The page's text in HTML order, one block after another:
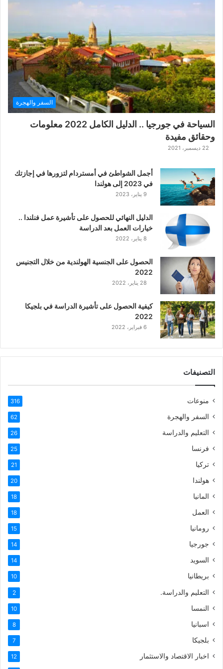
ر
ب
ا
ل
ت
ت
ا
ا
ل
ا
س
ي
ك
ر
ب
ي
ة
السفر والهجرة
السياحة في جورجيا .. الدليل الكامل 2022 معلومات
وحقائق مفيدة
22 ديسمبر، 2021
أجمل الشواطئ في أمستردام لتزورها في إجازتك
في 2023 إلى هولندا
9 يناير، 2023
الدليل النهائي للحصول على تأشيرة عمل فنلندا ..
خيارات العمل بعد الدراسة
8 يناير، 2022
الحصول على الجنسية الهولندية من خلال التجنيس
2022
28 يناير، 2022
كيفية الحصول على تأشيرة الدراسة في بلجيكا
2022
6 فبراير، 2022
التصنيفات
منوعات 316
السفر والهجرة 62
التعليم والدراسة 26
فرنسا 25
تركيا 21
هولندا 20
المانيا 18
العمل 18
رومانيا 15
جورجيا 14
السويد 14
بريطانيا 10
التعليم والدراسة. 2
النمسا 10
اسبانيا 8
بلجيكا 7
اخبار الاقتصاد والاستثمار 12